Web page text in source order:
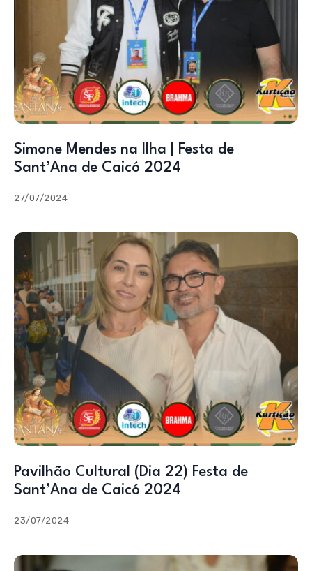
Simone Mendes na Ilha | Festa de
Sant’Ana de Caicó 2024
27/07/2024
Pavilhão Cultural (Dia 22) Festa de
Sant’Ana de Caicó 2024
23/07/2024